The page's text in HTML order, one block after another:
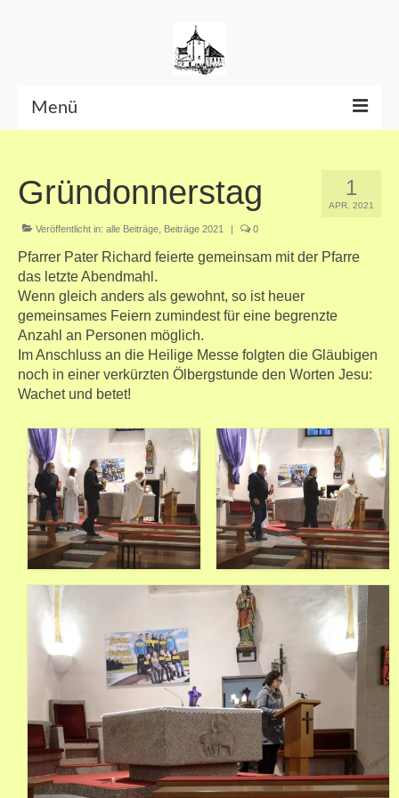
Menü
Datenschutzerklärung 1
APR. 2021
Gründonnerstag
Veröffentlicht in: alle Beiträge Beiträge 2021 | 0
Pfarrer Pater Richard feierte gemeinsam mit der Pfarre
das letzte Abendmahl.
Wenn gleich anders als gewohnt, so ist heuer
gemeinsames Feiern zumindest für eine begrenzte
Anzahl an Personen möglich.
Im Anschluss an die Heilige Messe folgten die Gläubigen
noch in einer verkürzten Ölbergstunde den Worten Jesu:
Wachet und betet!